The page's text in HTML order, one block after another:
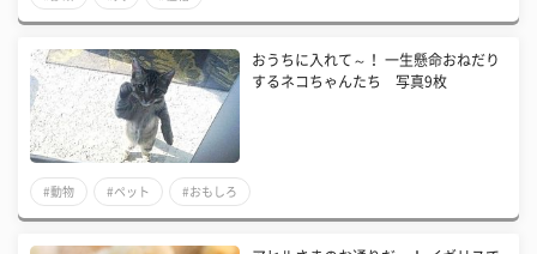
おうちに入れて～！ 一生懸命おねだり
するネコちゃんたち 写真9枚
#動物 #ペット #おもしろ